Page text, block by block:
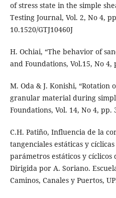
of stress state in the simple
Testing Journal, Vol. 2, No 4,
10.1520/GTJ10460J
H. Ochiai, “The behavior of
and Foundations, Vol.15, No 4,
M. Oda & J. Konishi, “Rotation
granular material during
Foundations, Vol. 14, No 4, pp.
C.H. Patiño, Influencia de la
tangenciales estáticas y
parámetros estáticos y cíclicos
Dirigida por A. Soriano.
Caminos, Canales y Puertos,